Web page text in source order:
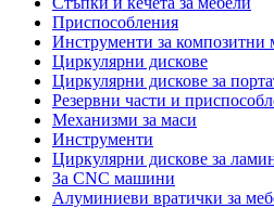
Приспособления
Инструменти за композитни
Циркулярни дискове
Циркулярни дискове за
Резервни части и
Механизми за маси
Инструменти
Циркулярни дискове за
За CNC машини
Алуминиеви вратички за